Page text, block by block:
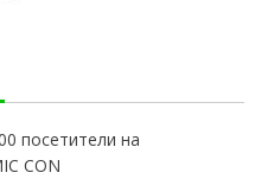
посетители на
CON